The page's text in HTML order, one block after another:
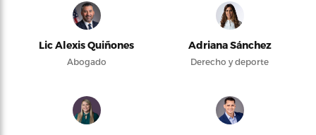
Lic Alexis Quiñones
Abogado
Adriana Sánchez
Derecho y deporte